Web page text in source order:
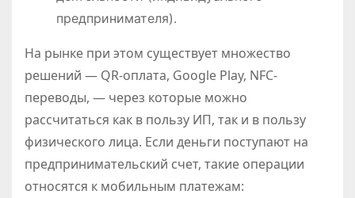
предпринимателя).
На рынке при этом существует множество
решений — QR-оплата, Google Play, NFC-
переводы, — через которые можно
рассчитаться как в пользу ИП, так и в пользу
физического лица. Если деньги поступают на
предпринимательский счет, такие операции
относятся к мобильным платежам: